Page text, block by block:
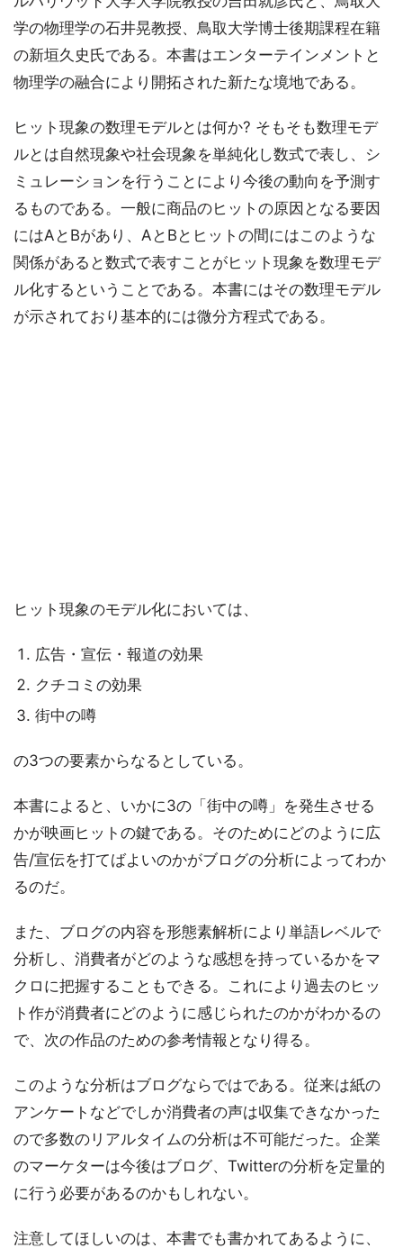
学の物理学の石井晃教授、鳥取大学博士後期課程在籍
の新垣久史氏である。本書はエンターテインメントと
物理学の融合により開拓された新たな境地である。
ヒット現象の数理モデルとは何か? そもそも数理モデ
ルとは自然現象や社会現象を単純化し数式で表し、シ
ミュレーションを行うことにより今後の動向を予測す
るものである。一般に商品のヒットの原因となる要因
にはAとBがあり、AとBとヒットの間にはこのような
関係があると数式で表すことがヒット現象を数理モデ
ル化するということである。本書にはその数理モデル
が示されており基本的には微分方程式である。
ヒット現象のモデル化においては、
広告・宣伝・報道の効果
クチコミの効果
街中の噂
の3つの要素からなるとしている。
本書によると、いかに3の「街中の噂」を発生させる
かが映画ヒットの鍵である。そのためにどのように広
告/宣伝を打てばよいのかがブログの分析によってわか
るのだ。
また、ブログの内容を形態素解析により単語レベルで
分析し、消費者がどのような感想を持っているかをマ
クロに把握することもできる。これにより過去のヒッ
ト作が消費者にどのように感じられたのかがわかるの
で、次の作品のための参考情報となり得る。
このような分析はブログならではである。従来は紙の
アンケートなどでしか消費者の声は収集できなかった
ので多数のリアルタイムの分析は不可能だった。企業
のマーケターは今後はブログ、Twitterの分析を定量的
に行う必要があるのかもしれない。
注意してほしいのは、本書でも書かれてあるように、